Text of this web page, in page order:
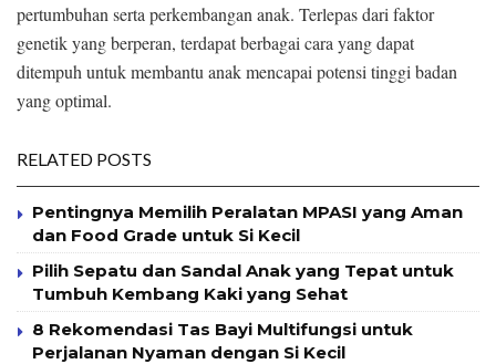
pertumbuhan serta perkembangan anak. Terlepas dari faktor
genetik yang berperan, terdapat berbagai cara yang dapat
ditempuh untuk membantu anak mencapai potensi tinggi badan
yang optimal.
RELATED POSTS
Pentingnya Memilih Peralatan MPASI yang Aman
dan Food Grade untuk Si Kecil
Pilih Sepatu dan Sandal Anak yang Tepat untuk
Tumbuh Kembang Kaki yang Sehat
8 Rekomendasi Tas Bayi Multifungsi untuk
Perjalanan Nyaman dengan Si Kecil